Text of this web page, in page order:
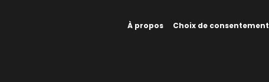
À propos Choix de consentement